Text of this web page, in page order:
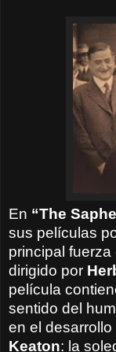
En “The
sus películas
principal
dirigido por
película
sentido del
en el
Keaton: la